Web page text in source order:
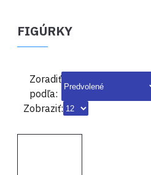
FIGÚRKY
Zoradiť
podľa:
Zobraziť: